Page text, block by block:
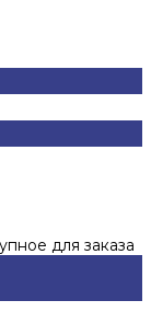
для заказа